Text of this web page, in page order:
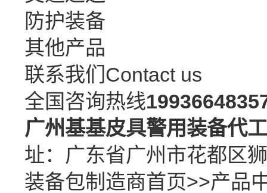
防护装备
其他产品
联系我们Contact us
全国咨询热线
广州基基皮具警用装备代
址：广东省广州市花都区
装备包制造商首页>>产品